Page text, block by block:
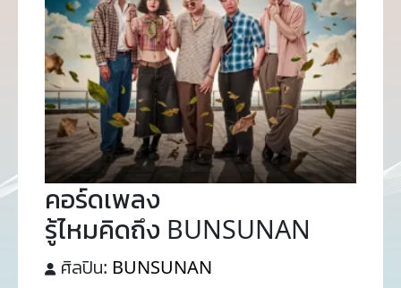
คอร์ดเพลง
รู้ไหมคิดถึง BUNSUNAN
ศิลปิน: BUNSUNAN